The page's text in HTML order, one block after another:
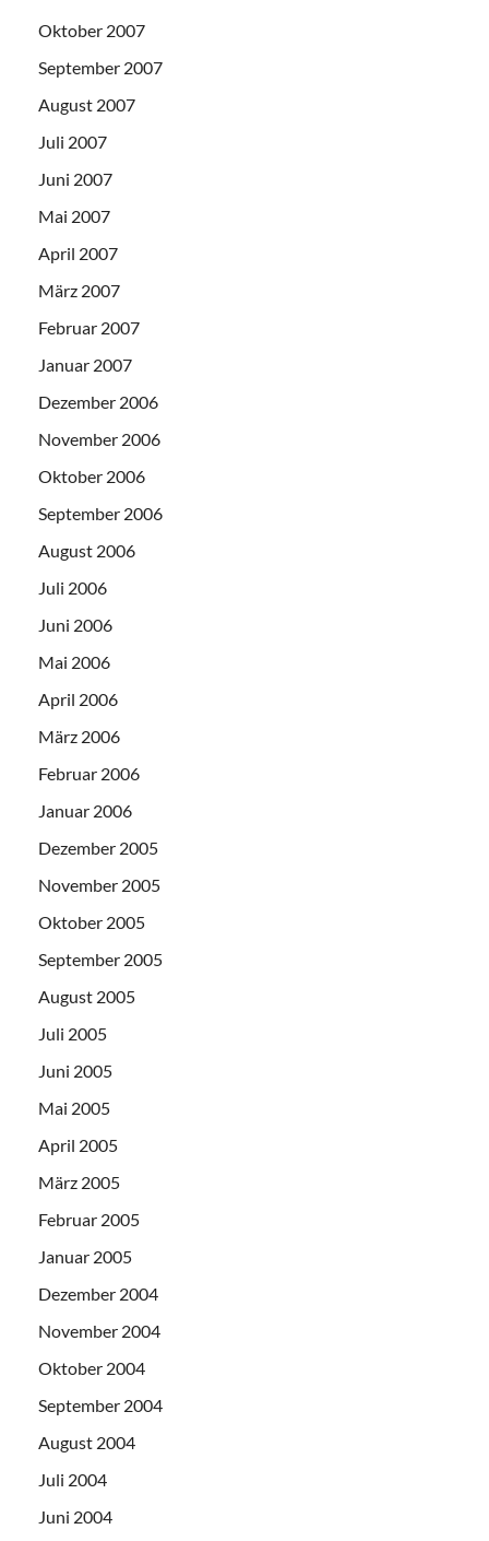
Oktober 2007
September 2007
August 2007
Juli 2007
Juni 2007
Mai 2007
April 2007
März 2007
Februar 2007
Januar 2007
Dezember 2006
November 2006
Oktober 2006
September 2006
August 2006
Juli 2006
Juni 2006
Mai 2006
April 2006
März 2006
Februar 2006
Januar 2006
Dezember 2005
November 2005
Oktober 2005
September 2005
August 2005
Juli 2005
Juni 2005
Mai 2005
April 2005
März 2005
Februar 2005
Januar 2005
Dezember 2004
November 2004
Oktober 2004
September 2004
August 2004
Juli 2004
Juni 2004